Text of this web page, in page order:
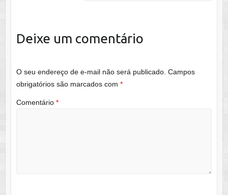
Deixe um comentário
O seu endereço de e-mail não será publicado. Campos
obrigatórios são marcados com *
Comentário *